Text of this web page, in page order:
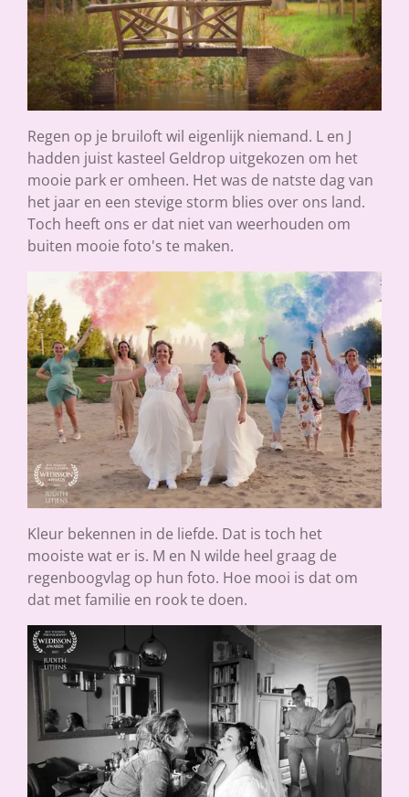
Regen op je bruiloft wil eigenlijk niemand. L en J
hadden juist kasteel Geldrop uitgekozen om het
mooie park er omheen. Het was de natste dag van
het jaar en een stevige storm blies over ons land.
Toch heeft ons er dat niet van weerhouden om
buiten mooie foto's te maken.
Kleur bekennen in de liefde. Dat is toch het
mooiste wat er is. M en N wilde heel graag de
regenboogvlag op hun foto. Hoe mooi is dat om
dat met familie en rook te doen.